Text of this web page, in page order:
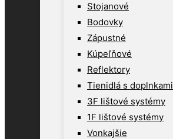
Stojanové
Bodovky
Zápustné
Kúpeľňové
Reflektory
Tienidlá s doplnkami
3F lištové systémy
1F lištové systémy
Vonkajšie